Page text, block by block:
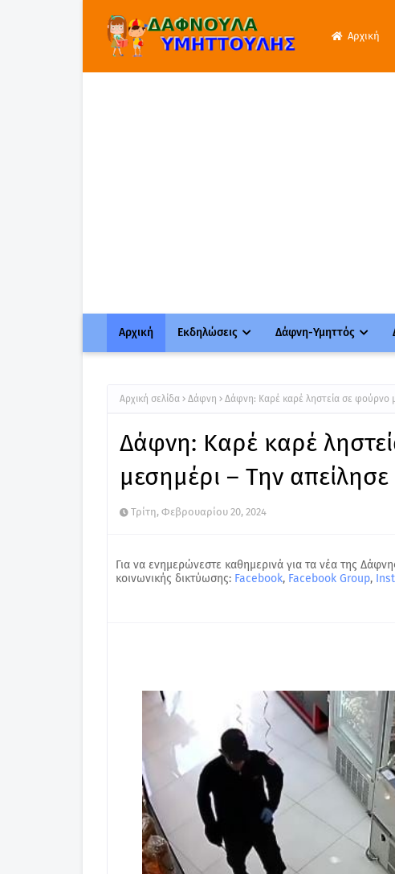
Αρχική
Αρχική Εκδηλώσεις Δάφνη-Υμηττός
Αρχική σελίδα Δάφνη Δάφνη: Καρέ καρέ ληστεία σε φούρνο
Δάφνη: Καρέ καρέ
μεσημέρι – Την απείλησε
Τρίτη, Φεβρουαρίου 20, 2024
Για να ενημερώνεστε καθημερινά για τα νέα της
κοινωνικής δικτύωσης: Facebook, Facebook Group,